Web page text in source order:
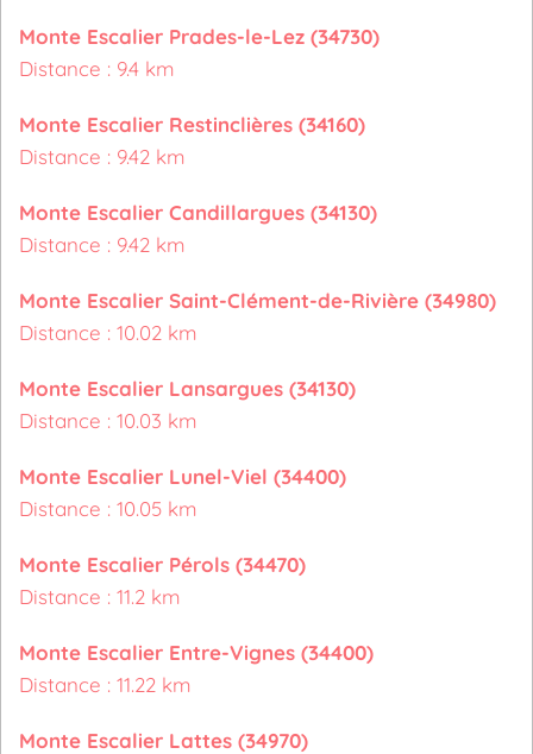
Monte Escalier Prades-le-Lez (34730)
Distance : 9.4 km
Monte Escalier Restinclières (34160)
Distance : 9.42 km
Monte Escalier Candillargues (34130)
Distance : 9.42 km
Monte Escalier Saint-Clément-de-Rivière (34980)
Distance : 10.02 km
Monte Escalier Lansargues (34130)
Distance : 10.03 km
Monte Escalier Lunel-Viel (34400)
Distance : 10.05 km
Monte Escalier Pérols (34470)
Distance : 11.2 km
Monte Escalier Entre-Vignes (34400)
Distance : 11.22 km
Monte Escalier Lattes (34970)